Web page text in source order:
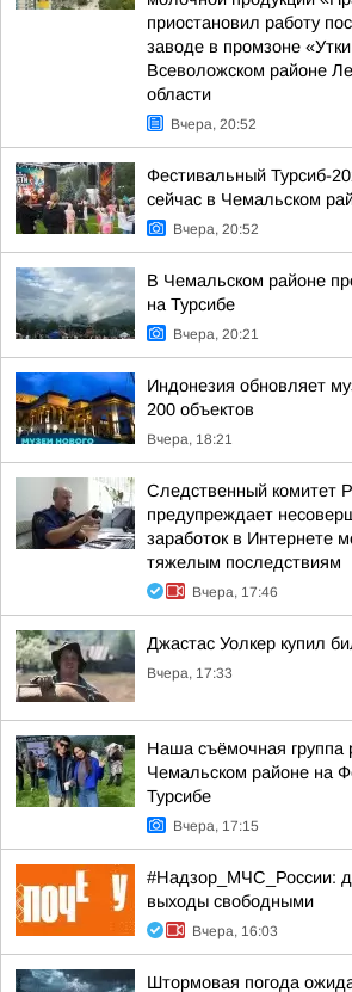
приостановил работу
заводе в промзоне
Всеволожском районе
области
Вчера, 20:52
Фестивальный Турсиб-
сейчас в Чемальском
Вчера, 20:52
В Чемальском районе
на Турсибе
Вчера, 20:21
Индонезия обновляет
200 объектов
Вчера, 18:21
Следственный комитет
предупреждает
заработок в Интернете
тяжелым последствиям
Вчера, 17:46
Джастас Уолкер купил
Вчера, 17:33
Наша съёмочная группа
Чемальском районе на
Турсибе
Вчера, 17:15
#Надзор_МЧС_России:
выходы свободными
Вчера, 16:03
Штормовая погода